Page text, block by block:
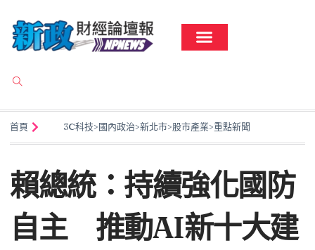
首頁 3C科技>國內政治>新北市>股市產業>重點新聞
賴總統：持續強化國防
自主 推動AI新十大建